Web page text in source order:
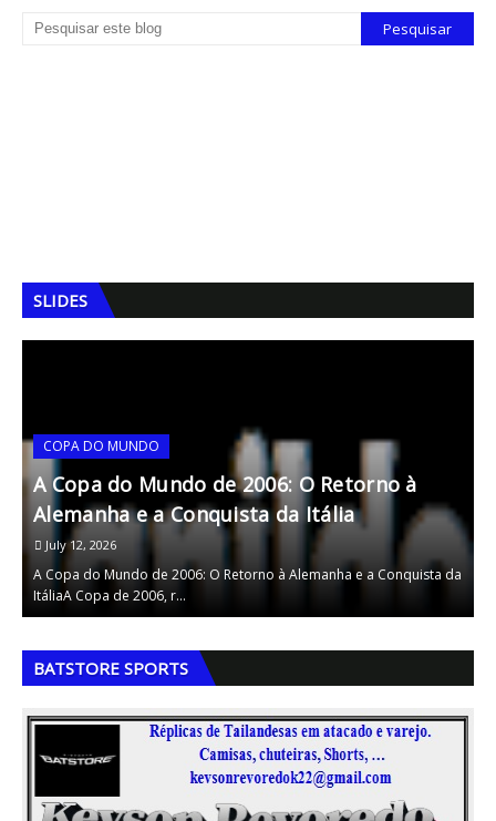
SLIDES
COPA DO MUNDO
A Copa do Mundo de 2006: O Retorno à
Alemanha e a Conquista da Itália
July 12, 2026
A Copa do Mundo de 2006: O Retorno à Alemanha e a Conquista da
ItáliaA Copa de 2006, r…
BATSTORE SPORTS